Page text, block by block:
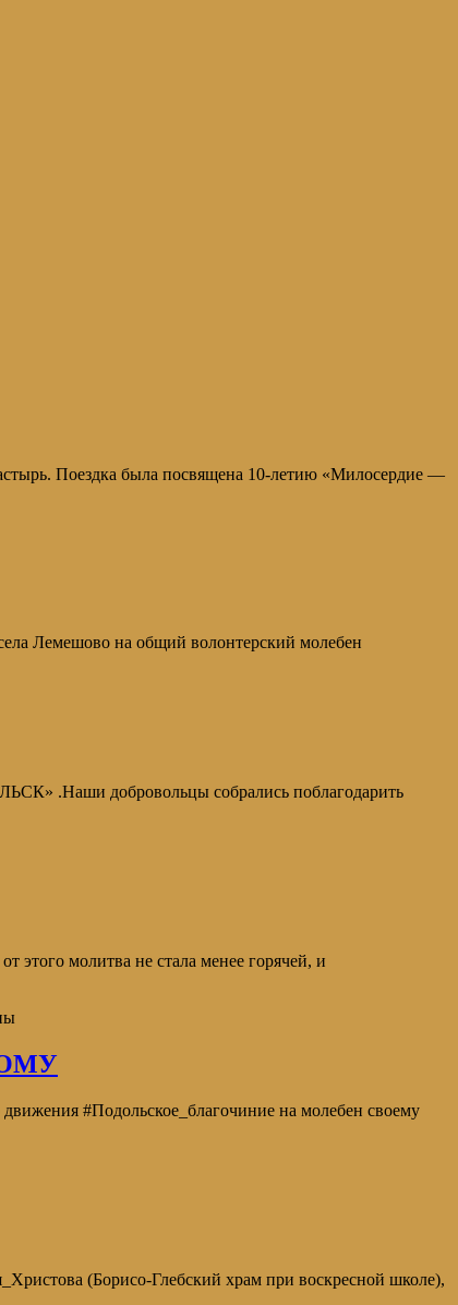
Поездка была посвящена 10-летию «Милосердие —
Лемешово на общий волонтерский молебен
.Наши добровольцы собрались поблагодарить
молитва не стала менее горячей, и
#Подольское_благочиние на молебен своему
(Борисо-Глебский храм при воскресной школе),